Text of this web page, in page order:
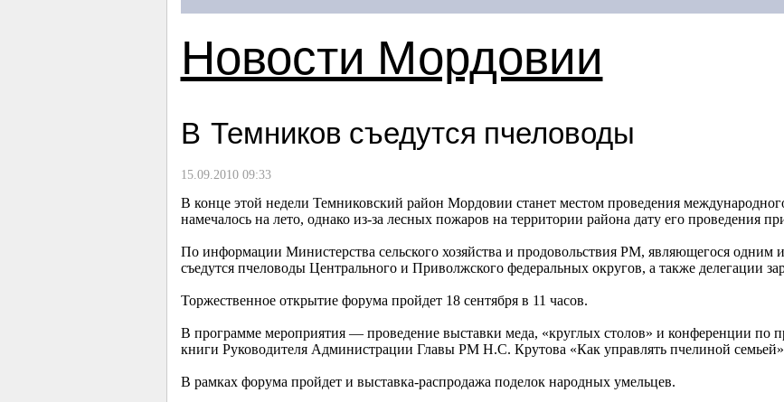
Новости Мордовии
В Темников съедутся пчеловоды
15.09.2010 09:33
В конце этой недели Темниковский район Мордовии станет местом проведения
намечалось на лето, однако из-за лесных пожаров на территории района дату его проведения
По информации Министерства сельского хозяйства и продовольствия РМ, являющегося одним
съедутся пчеловоды Центрального и Приволжского федеральных округов, а также делегации
Торжественное открытие форума пройдет 18 сентября в 11 часов.
В программе мероприятия — проведение выставки меда, «круглых столов» и конференции по
книги Руководителя Администрации Главы РМ Н.С. Крутова «Как управлять пчелиной
В рамках форума пройдет и выставка-распродажа поделок народных умельцев.